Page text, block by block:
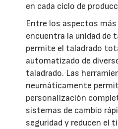
en cada ciclo de
Entre los aspectos
encuentra la unidad de
permite el taladrado
automatizado de
taladrado. Las
neumáticamente
personalización
sistemas de cambio
seguridad y reducen el